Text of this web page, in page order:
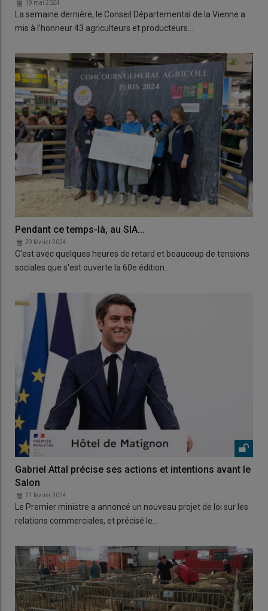
19 mai 2024
La semaine dernière, le Conseil Départemental de la Vienne a
mis à l'honneur 43 agriculteurs et producteurs…
Pendant ce temps-là, au SIA...
29 février 2024
C'est avec quelques heures de retard et beaucoup de tensions
sociales que s'est ouverte la 60e édition…
Gabriel Attal précise ses actions et intentions avant le
Salon
21 février 2024
Le Premier ministre a annoncé un nouveau projet de loi sur les
relations commerciales, et précisé le…